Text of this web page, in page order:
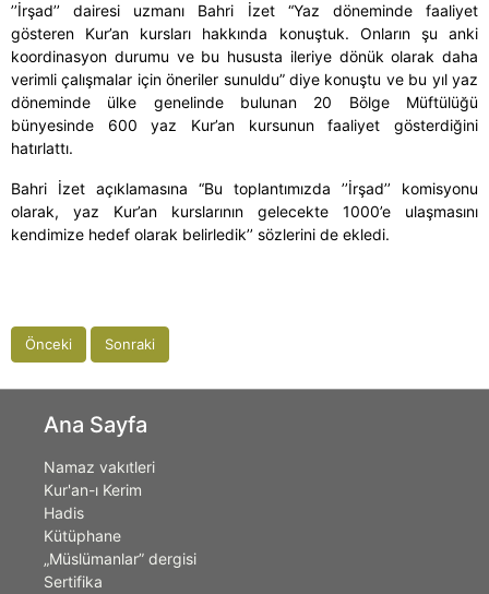
’’İrşad’’ dairesi uzmanı Bahri İzet “Yaz döneminde faaliyet
gösteren Kur’an kursları hakkında konuştuk. Onların şu anki
koordinasyon durumu ve bu hususta ileriye dönük olarak daha
verimli çalışmalar için öneriler sunuldu” diye konuştu ve bu yıl yaz
döneminde ülke genelinde bulunan 20 Bölge Müftülüğü
bünyesinde 600 yaz Kur’an kursunun faaliyet gösterdiğini
hatırlattı.
Bahri İzet açıklamasına “Bu toplantımızda ’’İrşad’’ komisyonu
olarak, yaz Kur’an kurslarının gelecekte 1000’e ulaşmasını
kendimize hedef olarak belirledik’’ sözlerini de ekledi.
Önceki Sonraki
Ana Sayfa
Namaz vakıtleri
Kur'an-ı Kerim
Hadis
Kütüphane
„Müslümanlar” dergisi
Sertifika